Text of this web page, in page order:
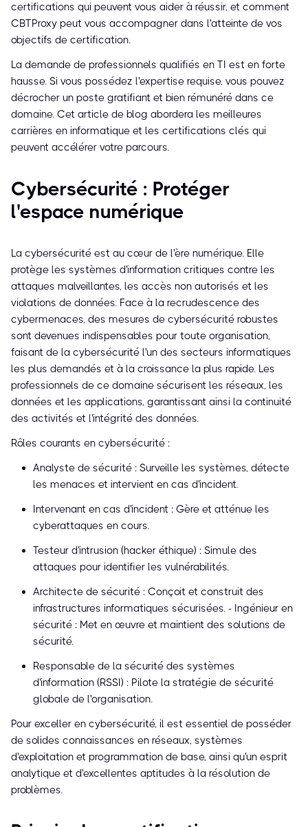
certifications qui peuvent vous aider à réussir, et comment
CBTProxy peut vous accompagner dans l'atteinte de vos
objectifs de certification.
La demande de professionnels qualifiés en TI est en forte
hausse. Si vous possédez l'expertise requise, vous pouvez
décrocher un poste gratifiant et bien rémunéré dans ce
domaine. Cet article de blog abordera les meilleures
carrières en informatique et les certifications clés qui
peuvent accélérer votre parcours.
Cybersécurité : Protéger
l'espace numérique
La cybersécurité est au cœur de l'ère numérique. Elle
protège les systèmes d'information critiques contre les
attaques malveillantes, les accès non autorisés et les
violations de données. Face à la recrudescence des
cybermenaces, des mesures de cybersécurité robustes
sont devenues indispensables pour toute organisation,
faisant de la cybersécurité l'un des secteurs informatiques
les plus demandés et à la croissance la plus rapide. Les
professionnels de ce domaine sécurisent les réseaux, les
données et les applications, garantissant ainsi la continuité
des activités et l'intégrité des données.
Rôles courants en cybersécurité :
Analyste de sécurité : Surveille les systèmes, détecte
les menaces et intervient en cas d'incident.
Intervenant en cas d'incident : Gère et atténue les
cyberattaques en cours.
Testeur d'intrusion (hacker éthique) : Simule des
attaques pour identifier les vulnérabilités.
Architecte de sécurité : Conçoit et construit des
infrastructures informatiques sécurisées. - Ingénieur en
sécurité : Met en œuvre et maintient des solutions de
sécurité.
Responsable de la sécurité des systèmes
d'information (RSSI) : Pilote la stratégie de sécurité
globale de l'organisation.
Pour exceller en cybersécurité, il est essentiel de posséder
de solides connaissances en réseaux, systèmes
d'exploitation et programmation de base, ainsi qu'un esprit
analytique et d'excellentes aptitudes à la résolution de
problèmes.